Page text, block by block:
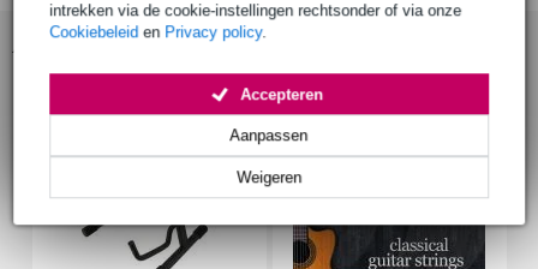
intrekken via de cookie-instellingen rechtsonder of via onze
Cookiebeleid en Privacy policy.
Weigeren
Aanpassen
Accepteren
Accessoires (24)